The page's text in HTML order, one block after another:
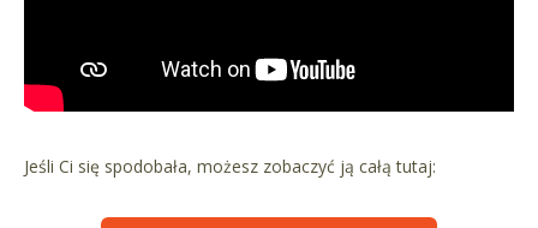
Jeśli Ci się spodobała, możesz zobaczyć ją całą tutaj: